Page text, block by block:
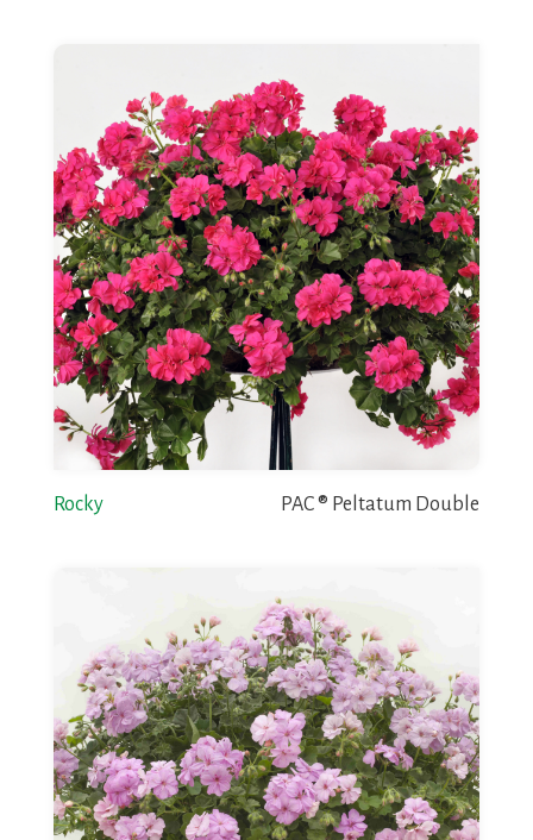
Rocky PAC ® Peltatum Double